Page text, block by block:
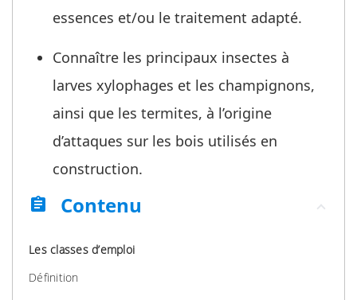
essences et/ou le traitement adapté.
Connaître les principaux insectes à
larves xylophages et les champignons,
ainsi que les termites, à l’origine
d’attaques sur les bois utilisés en
construction.
assignment
Contenu
Les classes d’emploi
Définition